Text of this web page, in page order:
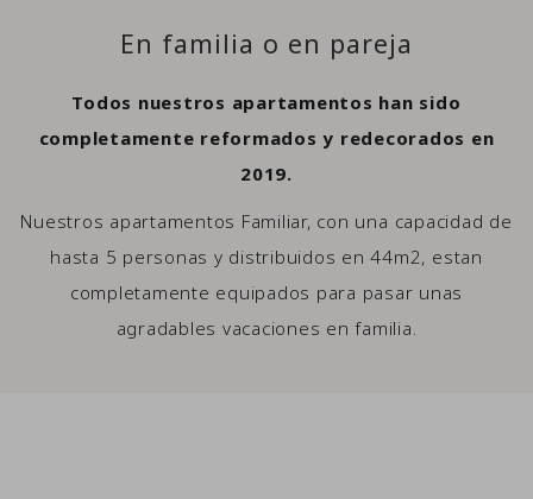
En familia o en pareja
Todos nuestros apartamentos han sido
completamente reformados y redecorados en
2019.
Nuestros apartamentos Familiar, con una capacidad de
hasta 5 personas y distribuidos en 44m2, estan
completamente equipados para pasar unas
agradables vacaciones en familia.